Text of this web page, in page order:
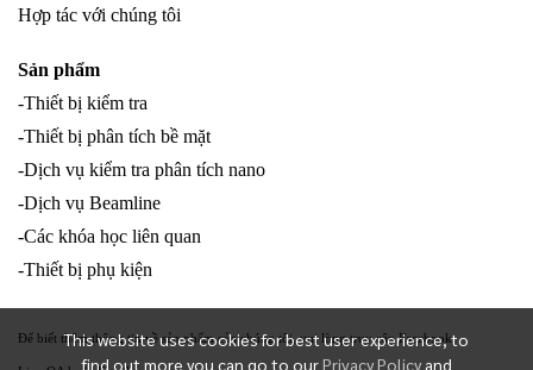
This website uses cookies for best user experience, to
find out more you can go to ourPrivacy Policy and
Hợp tác với chúng tôi
Sản phẩm
-Thiết bị kiểm tra
-Thiết bị phân tích bề mặt
-Dịch vụ kiểm tra phân tích nano
-Dịch vụ Beamline
-Các khóa học liên quan
-Thiết bị phụ kiện
Để biết thêm thông tin về sản phẩm của chúng tôi, vui lòng truy cập Facebook